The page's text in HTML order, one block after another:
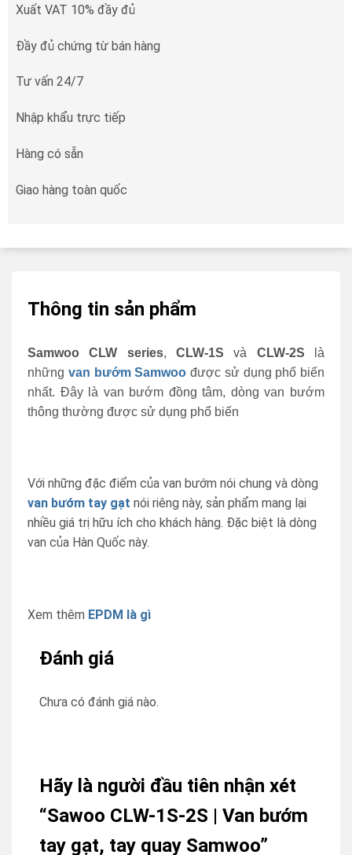
Xuất VAT 10% đầy đủ
Đầy đủ chứng từ bán hàng
Tư vấn 24/7
Nhập khẩu trực tiếp
Hàng có sẵn
Giao hàng toàn quốc
Thông tin sản phẩm
Samwoo CLW series,CLW-1S và CLW-2S là
những van bướm Samwoo được sử dụng phổ biến
nhất. Đây là van bướm đồng tâm, dòng van bướm
thông thường được sử dụng phổ biến
Với những đặc điểm của van bướm nói chung và dòng
van bướm tay gạt nói riêng này, sản phẩm mang lại
nhiều giá trị hữu ích cho khách hàng. Đặc biệt là dòng
van của Hàn Quốc này.
Xem thêm EPDM là gì
Đánh giá
Chưa có đánh giá nào.
Hãy là người đầu tiên nhận xét
“Sawoo CLW-1S-2S | Van bướm
tay gạt, tay quay Samwoo”